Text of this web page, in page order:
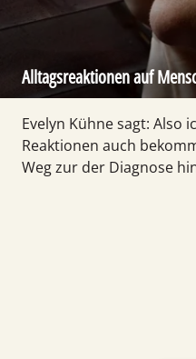
Alltagsreaktionen auf
Evelyn Kühne sagt: Also
Reaktionen auch
Weg zur der Diagnose